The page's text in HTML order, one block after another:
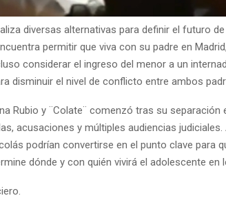
diversas alternativas para definir el futuro
permitir que viva con su padre en
considerar el ingreso del menor a un
disminuir el nivel de conflicto entre ambos
Rubio y ¨Colate¨ comenzó tras su separación
acusaciones y múltiples audiencias
podrían convertirse en el punto clave para
dónde y con quién vivirá el adolescente en